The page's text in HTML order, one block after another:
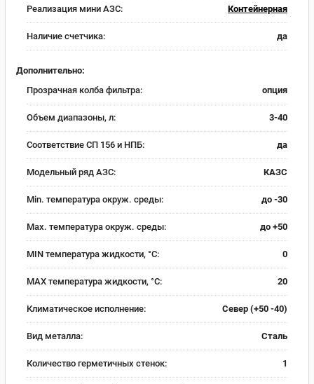
Реализация мини АЗС: Контейнерная
Наличие счетчика: да
Дополнительно:
Прозрачная колба фильтра:
опция
Объем диапазоны, л: 3-40
Соответствие СП 156 и НПБ: да
Модельный ряд АЗС: КАЗС
Min. температура окруж. среды: до -30
Max. температура окруж. среды: до +50
MIN температура жидкости, °C: 0
MAX температура жидкости, °C: 20
Климатическое исполнение: Север (+50 -40)
Вид металла: Сталь
Количество герметичных стенок: 1